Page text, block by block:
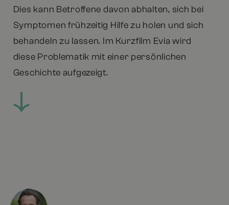
Dies kann Betroffene davon abhalten, sich bei
Symptomen frühzeitig Hilfe zu holen und sich
behandeln zu lassen. Im Kurzfilm Evia wird
diese Problematik mit einer persönlichen
Geschichte aufgezeigt.